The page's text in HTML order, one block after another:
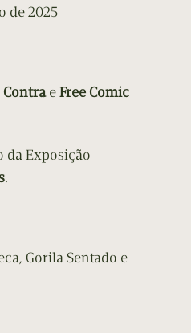
de 2025
eFree Comic
da Exposição
.
Gorila Sentado e